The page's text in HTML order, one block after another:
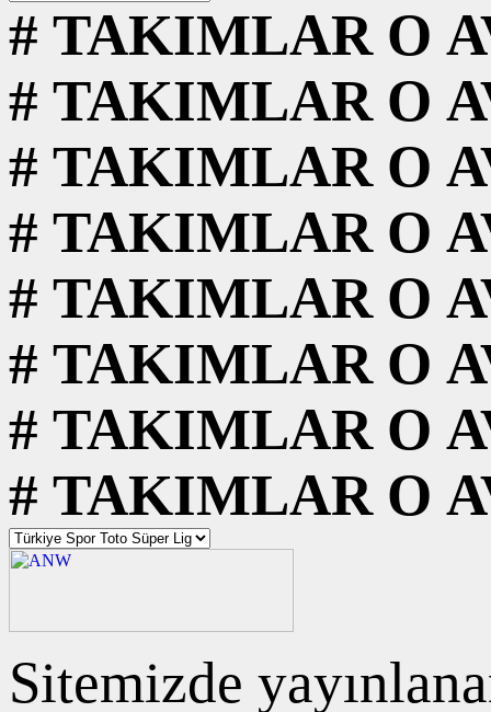
# TAKIMLAR O
# TAKIMLAR O
# TAKIMLAR O
# TAKIMLAR O
# TAKIMLAR O
# TAKIMLAR O
# TAKIMLAR O
# TAKIMLAR O
Sitemizde